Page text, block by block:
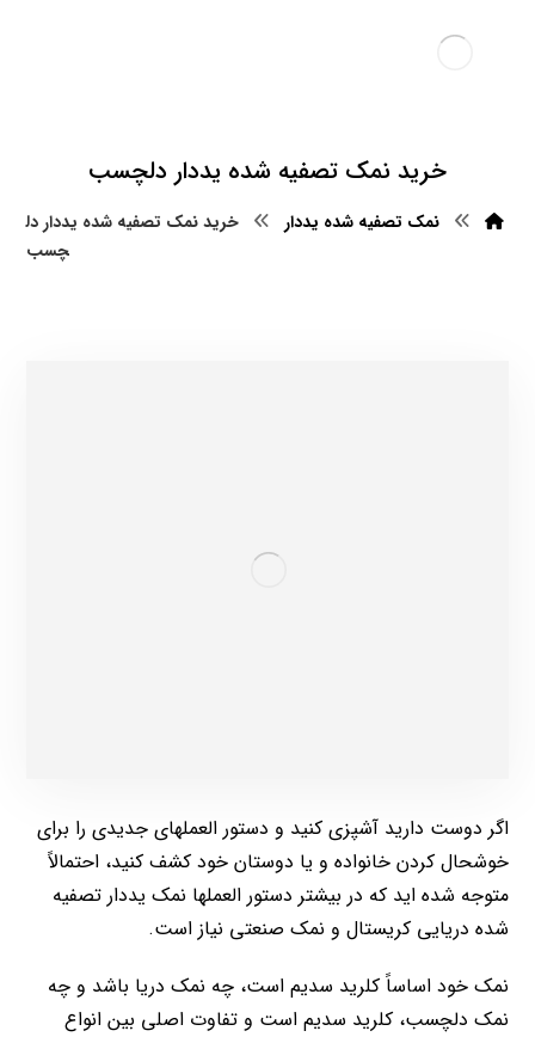
خرید نمک تصفیه شده یددار دلچسب
نمک تصفیه شده یددار
خرید نمک تصفیه شده یددار دل
چسب
اگر دوست دارید آشپزی کنید و دستور العملهای جدیدی را برای
خوشحال کردن خانواده و یا دوستان خود کشف کنید، احتمالاً
متوجه شده اید که در بیشتر دستور العملها نمک یددار تصفیه
شده دریایی کریستال و نمک صنعتی نیاز است.
نمک خود اساساً کلرید سدیم است، چه نمک دریا باشد و چه
نمک دلچسب، کلرید سدیم است و تفاوت اصلی بین انواع